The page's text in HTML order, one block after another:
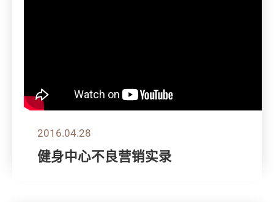
2016.04.28
健身中心不良营销实录